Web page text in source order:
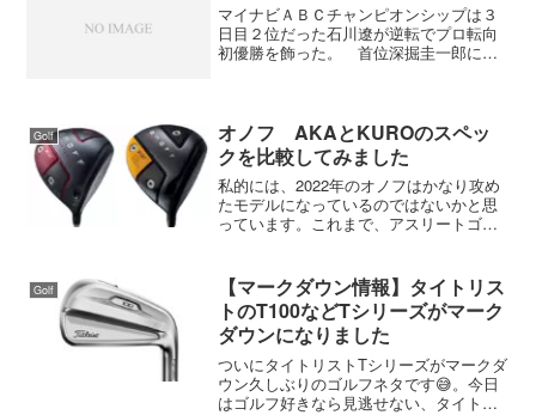
マイナビＡＢＣチャンピオンシップは３
日目２位だった石川遼が逆転でプロ転向
初優勝を飾った。 首位深掘圭一郎に３
は長いバーディパットを決...
Golf
オノフ AKAとKUROのスペッ
クを比較してみました
私的には、2022年のオノフはかなり攻め
たモデルになっているのではないかと思
っています。これまで、アスリートゴル
は、アベレージゴルファー向けゴルフク
ラブの代表格ゼクシオ...
Golf
【マークダウン情報】タイトリス
トのT100などTシリーズがマーク
ダウンになりました
ついにタイトリストTシリーズがマークダ
ウン久しぶりのゴルフネタです😅。今日
はゴルフ好きなら見逃せない、タイトリ